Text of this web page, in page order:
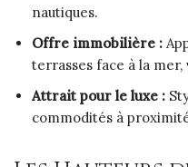
nautiques.
Offre immobilière :
terrasses face à la mer,
Attrait pour le luxe :
commodités à